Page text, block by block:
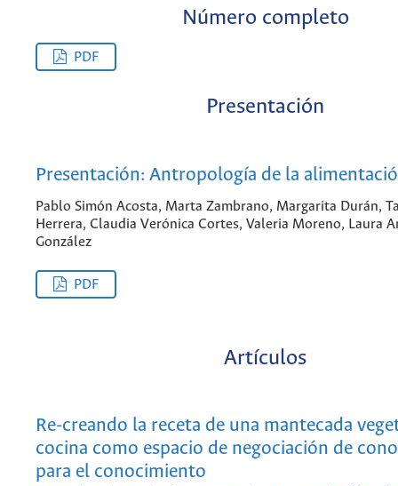
Número completo
PDF
Presentación
Presentación: Antropología de la
Pablo Simón Acosta, Marta Zambrano, Margarita Durán,
Herrera, Claudia Verónica Cortes, Valeria Moreno, Laura
González
PDF
Artículos
Re-creando la receta de una mantecada
cocina como espacio de negociación de
para el conocimiento